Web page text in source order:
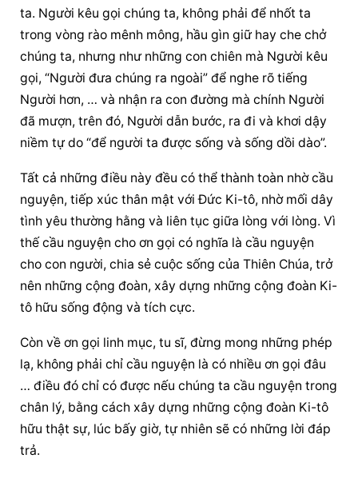
ta. Người kêu gọi chúng ta, không phải để nhốt ta
trong vòng rào mênh mông, hầu gìn giữ hay che chở
chúng ta, nhưng như những con chiên mà Người kêu
gọi, “Người đưa chúng ra ngoài” để nghe rõ tiếng
Người hơn, … và nhận ra con đường mà chính Người
đã mượn, trên đó, Người dẫn bước, ra đi và khơi dậy
niềm tự do “để người ta được sống và sống dồi dào”.
Tất cả những điều này đều có thể thành toàn nhờ cầu
nguyện, tiếp xúc thân mật với Đức Ki-tô, nhờ mối dây
tình yêu thường hằng và liên tục giữa lòng với lòng. Vì
thế cầu nguyện cho ơn gọi có nghĩa là cầu nguyện
cho con người, chia sẻ cuộc sống của Thiên Chúa, trở
nên những cộng đoàn, xây dựng những cộng đoàn Ki-
tô hữu sống động và tích cực.
Còn về ơn gọi linh mục, tu sĩ, đừng mong những phép
lạ, không phải chỉ cầu nguyện là có nhiều ơn gọi đâu
… điều đó chỉ có được nếu chúng ta cầu nguyện trong
chân lý, bằng cách xây dựng những cộng đoàn Ki-tô
hữu thật sự, lúc bấy giờ, tự nhiên sẽ có những lời đáp
trả.